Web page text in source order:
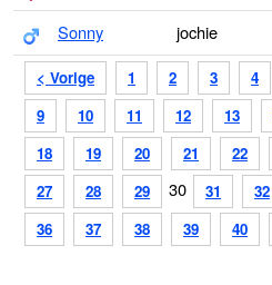
< Vorige 1 2 3 4
9
10 11 12 13
18
19 20 21 22
27
28 29 30 31 32
36
37 38 39 40
Sonny
jochie